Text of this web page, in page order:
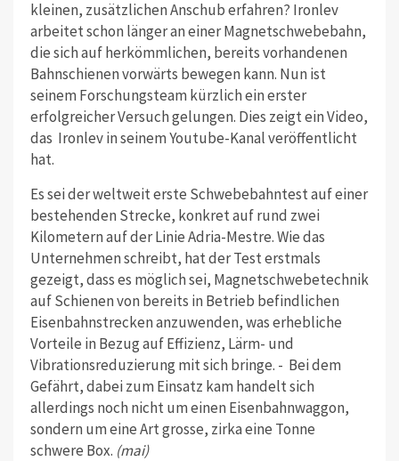
kleinen, zusätzlichen Anschub erfahren? Ironlev
arbeitet schon länger an einer Magnetschwebebahn,
die sich auf herkömmlichen, bereits vorhandenen
Bahnschienen vorwärts bewegen kann. Nun ist
seinem Forschungsteam kürzlich ein erster
erfolgreicher Versuch gelungen. Dies zeigt ein Video,
das Ironlev in seinem Youtube-Kanal veröffentlicht
hat.
Es sei der weltweit erste Schwebebahntest auf einer
bestehenden Strecke, konkret auf rund zwei
Kilometern auf der Linie Adria-Mestre. Wie das
Unternehmen schreibt, hat der Test erstmals
gezeigt, dass es möglich sei, Magnetschwebetechnik
auf Schienen von bereits in Betrieb befindlichen
Eisenbahnstrecken anzuwenden, was erhebliche
Vorteile in Bezug auf Effizienz, Lärm- und
Vibrationsreduzierung mit sich bringe. - Bei dem
Gefährt, dabei zum Einsatz kam handelt sich
allerdings noch nicht um einen Eisenbahnwaggon,
sondern um eine Art grosse, zirka eine Tonne
schwere Box. (mai)